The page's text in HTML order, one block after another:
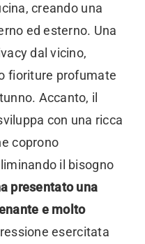
creando una
ed esterno. Una
dal vicino,
fioriture profumate
Accanto, il
con una ricca
coprono
il bisogno
presentato una
e molto
esercitata